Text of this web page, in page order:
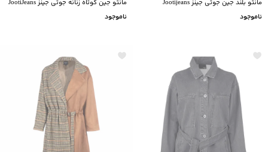
مانتو بلند جین جوتی جینز Jootijeans
ناموجود
مانتو جین کوتاه زنانه جوتی جینز JootiJeans
کد 11731618
ناموجود